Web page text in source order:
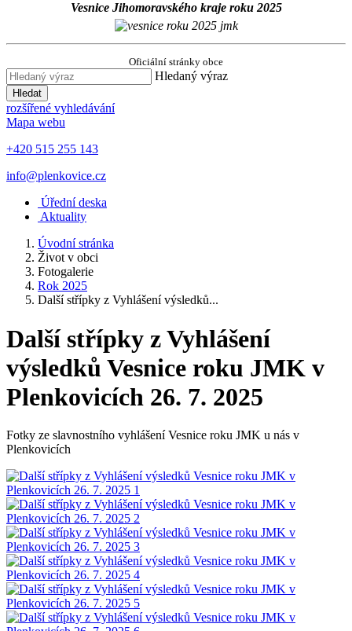
Vesnice Jihomoravského kraje roku 2025
Oficiální stránky obce
Hledaný výraz
Hledat
rozšířené vyhledávání
Mapa webu
+420 515 255 143
info@plenkovice.cz
Úřední deska
Aktuality
Úvodní stránka
Život v obci
Fotogalerie
Rok 2025
Další střípky z Vyhlášení výsledků...
Další střípky z Vyhlášení
výsledků Vesnice roku JMK v
Plenkovicích 26. 7. 2025
Fotky ze slavnostního vyhlášení Vesnice roku JMK u nás v
Plenkovicích